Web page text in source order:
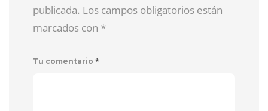
publicada. Los campos obligatorios están
marcados con *
Tu comentario *